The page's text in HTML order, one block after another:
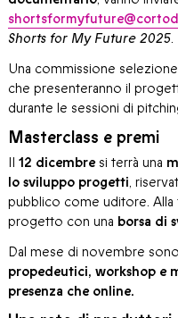
Shorts for My Future 2025.
Una commissione
che presenteranno il
durante le sessioni di
Masterclass e premi
Il 12 dicembresi terrà una
lo sviluppo progetti,
pubblico come uditore. Alla
progetto con una borsa di
Dal mese di novembre
propedeutici, workshop e
presenza che online.